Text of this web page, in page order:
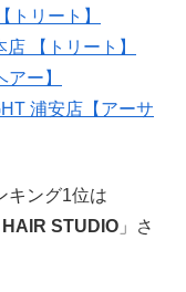
トリート】
【トリート】
ー】
浦安店【アーサ
キング1位は
STUDIO 」さ